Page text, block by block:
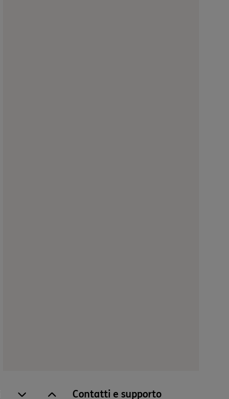
Contatti e supporto